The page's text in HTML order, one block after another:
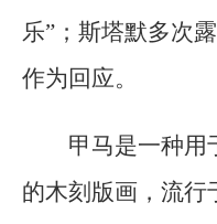
乐”；斯塔默多次
作为回应。
甲马是一种用
的木刻版画，流行